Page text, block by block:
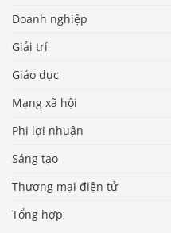
Doanh nghiệp
Giải trí
Giáo dục
Mạng xã hội
Phi lợi nhuận
Sáng tạo
Thương mại điện tử
Tổng hợp